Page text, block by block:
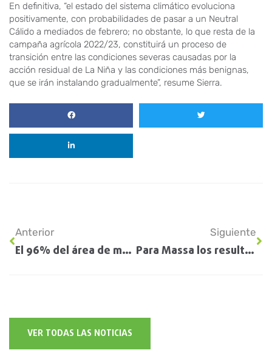
En definitiva, “el estado del sistema climático evoluciona
positivamente, con probabilidades de pasar a un Neutral
Cálido a mediados de febrero; no obstante, lo que resta de la
campaña agrícola 2022/23, constituirá un proceso de
transición entre las condiciones severas causadas por la
acción residual de La Niña y las condiciones más benignas,
que se irán instalando gradualmente”, resume Sierra.
Anterior
El 96% del área de maíz de primera entre regular a mala
Siguiente
Para Massa los resultados de la sequía no son la catástrofe que se temía
VER TODAS LAS NOTICIAS